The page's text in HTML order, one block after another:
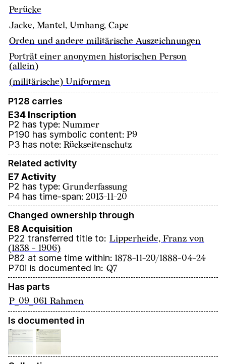
Perücke
Jacke, Mantel, Umhang, Cape
Orden und andere militärische Auszeichnungen
Porträt einer anonymen historischen Person
(allein)
(militärische) Uniformen
P128 carries
E34 Inscription
P2 has type: Nummer
P190 has symbolic content: P9
P3 has note: Rückseitenschutz
Related activity
E7 Activity
P2 has type: Grunderfassung
P4 has time-span: 2013-11-20
Changed ownership through
E8 Acquisition
P22 transferred title to: Lipperheide, Franz von
(1838 - 1906)
P82 at some time within: 1878-11-20/1888-04-24
P70i is documented in: Q7
Has parts
P_09_061 Rahmen
Is documented in